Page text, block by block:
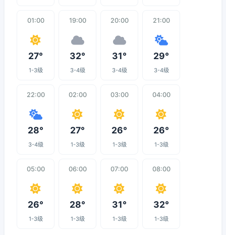
01:00
27°
1-3级
19:00
32°
3-4级
20:00
31°
3-4级
21:00
29°
3-4级
22:00
28°
3-4级
02:00
27°
1-3级
03:00
26°
1-3级
04:00
26°
1-3级
05:00
26°
1-3级
06:00
28°
1-3级
07:00
31°
1-3级
08:00
32°
1-3级